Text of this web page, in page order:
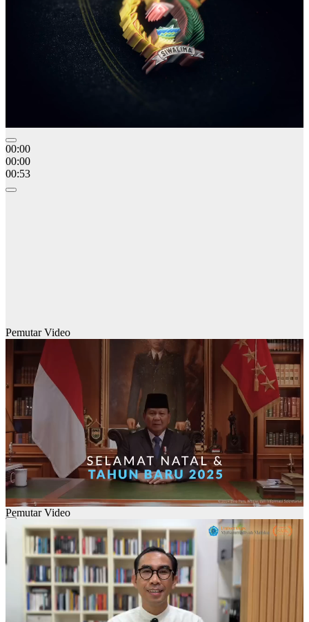
00:00
00:00
00:53
Pemutar Video
00:00
00:00
01:28
Pemutar Video